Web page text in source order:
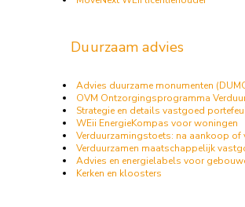
Duurzaam advies
Advies duurzame monumenten
OVM Ontzorgingsprogramma
Strategie en details vastgoed
WEii EnergieKompas voor woningen
Verduurzamingstoets: na aankoop of
Verduurzamen maatschappelijk
Advies en energielabels voor
Kerken en kloosters